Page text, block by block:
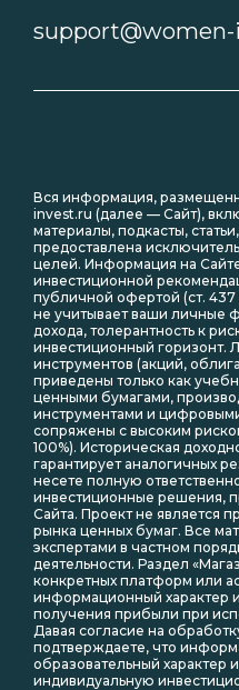
Вся информация,
invest.ru (далее — Сайт),
материалы, подкасты,
предоставлена
целей. Информация на
инвестиционной
публичной офертой (ст.
не учитывает ваши личные
дохода, толерантность к
инвестиционный
инструментов (акций,
приведены только как
ценными бумагами,
инструментами и
сопряжены с высоким
100%). Историческая
гарантирует аналогичных
несете полную
инвестиционные решения,
Сайта. Проект не является
рынка ценных бумаг. Все
экспертами в частном
деятельности. Раздел
конкретных платформ или
информационный характер
получения прибыли при
Давая согласие на
подтверждаете, что
образовательный характер
индивидуальную